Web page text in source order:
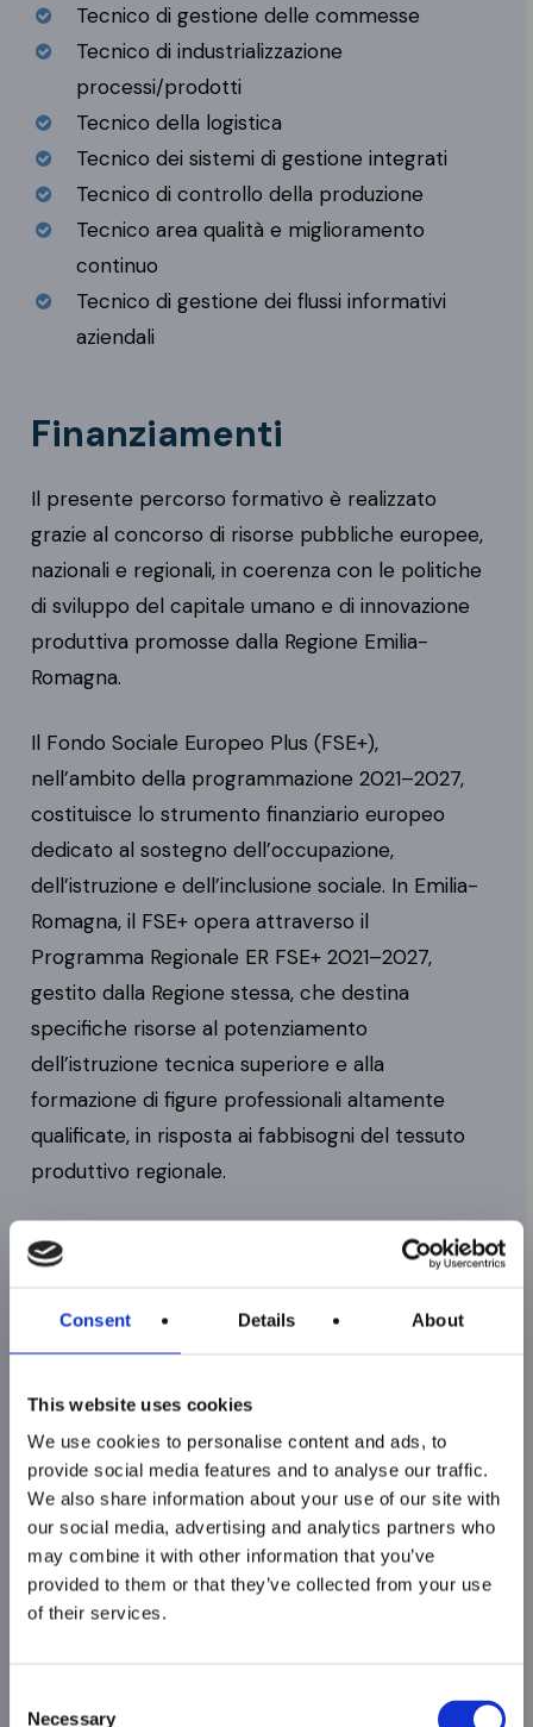
Consent Details About
This website uses cookies
We use cookies to personalise content and ads, to
provide social media features and to analyse our traffic.
We also share information about your use of our site with
our social media, advertising and analytics partners who
may combine it with other information that you’ve
provided to them or that they’ve collected from your use
of their services.
Necessary
Tecnico di gestione delle commesse
Tecnico di industrializzazione
processi/prodotti
Tecnico della logistica
Tecnico dei sistemi di gestione integrati
Tecnico di controllo della produzione
Tecnico area qualità e miglioramento
continuo
Tecnico di gestione dei flussi informativi
aziendali
Finanziamenti
Il presente percorso formativo è realizzato
grazie al concorso di risorse pubbliche europee,
nazionali e regionali, in coerenza con le politiche
di sviluppo del capitale umano e di innovazione
produttiva promosse dalla Regione Emilia-
Romagna.
Il Fondo Sociale Europeo Plus (FSE+),
nell’ambito della programmazione 2021–2027,
costituisce lo strumento finanziario europeo
dedicato al sostegno dell’occupazione,
dell’istruzione e dell’inclusione sociale. In Emilia-
Romagna, il FSE+ opera attraverso il
Programma Regionale ER FSE+ 2021–2027,
gestito dalla Regione stessa, che destina
specifiche risorse al potenziamento
dell’istruzione tecnica superiore e alla
formazione di figure professionali altamente
qualificate, in risposta ai fabbisogni del tessuto
produttivo regionale.
Il finanziamento pubblico complessivo si
articola su tre livelli:
del PR ER FSE+ 2021–2027;
Risorse nazionali, a valere su stanziamenti
del Ministero dell’Istruzione e del Merito
(MIM) dedicati al sistema ITS Academy, ai
sensi della Legge 99/2022;
Risorse regionali, stanziate dalla Regione
Emilia-Romagna nell’ambito delle proprie
in sinergia con il Patto per il Lavoro e per il
Sono aperte le
iscrizioni ai corsi
ITS MAKER
Academy per il
biennio 2026–2028!
Chiusura iscrizioni: